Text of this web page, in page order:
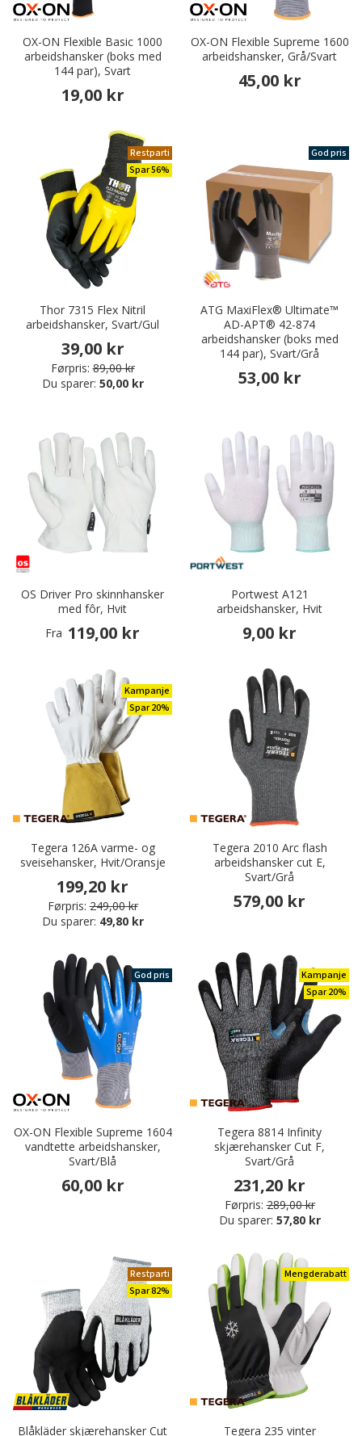
OX-ON Flexible Basic 1000
arbeidshansker (boks med
144 par), Svart
19,00 kr
OX-ON Flexible Supreme 1600
arbeidshansker, Grå/Svart
45,00 kr
Restparti
Spar 56%
Thor 7315 Flex Nitril
arbeidshansker, Svart/Gul
39,00 kr
Førpris: 89,00 kr
Du sparer: 50,00 kr
God pris
ATG MaxiFlex® Ultimate™
AD-APT® 42-874
arbeidshansker (boks med
144 par), Svart/Grå
53,00 kr
OS Driver Pro skinnhansker
med fôr, Hvit
Fra 119,00 kr
Portwest A121
arbeidshansker, Hvit
9,00 kr
Kampanje
Spar 20%
Tegera 126A varme- og
sveisehansker, Hvit/Oransje
199,20 kr
Førpris: 249,00 kr
Du sparer: 49,80 kr
Tegera 2010 Arc flash
arbeidshansker cut E,
Svart/Grå
579,00 kr
God pris
OX-ON Flexible Supreme 1604
vandtette arbeidshansker,
Svart/Blå
60,00 kr
Kampanje
Spar 20%
Tegera 8814 Infinity
skjærehansker Cut F,
Svart/Grå
231,20 kr
Førpris: 289,00 kr
Du sparer: 57,80 kr
Restparti
Spar 82%
Blåkläder skjærehansker Cut
Mengderabatt
Tegera 235 vinter